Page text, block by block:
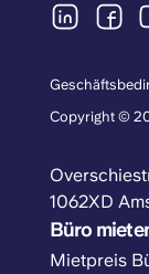
Copyright ©
1062XD
Büro
Mietpreis